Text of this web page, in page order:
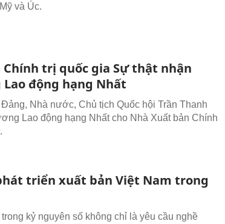
và Úc.
trị quốc gia Sự thật nhận
động hạng Nhất
Nhà nước, Chủ tịch Quốc hội Trần Thanh
Lao động hạng Nhất cho Nhà Xuất bản Chính
triển xuất bản Việt Nam trong
kỷ nguyên số không chỉ là yêu cầu nghề